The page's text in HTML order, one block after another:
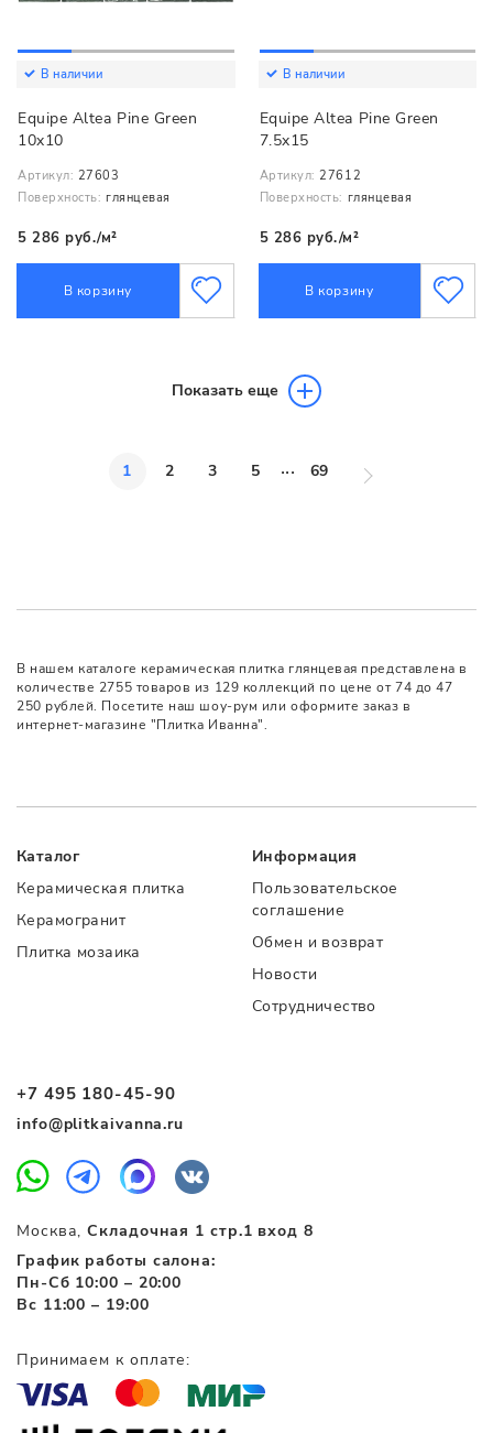
В наличии
Equipe Altea Pine Green
10x10
Артикул: 27603
Поверхность: глянцевая
5 286 руб./м²
В корзину
В наличии
Equipe Altea Pine Green
7.5x15
Артикул: 27612
Поверхность: глянцевая
5 286 руб./м²
В корзину
Показать еще
1 2 3 5 ... 69
В нашем каталоге керамическая плитка глянцевая представлена в
количестве 2755 товаров из 129 коллекций по цене от 74 до 47
250 рублей. Посетите наш шоу-рум или оформите заказ в
интернет-магазине "Плитка Иванна".
+7 495 180-45-90
info@plitkaivanna.ru
Москва,Складочная 1 стр.1 вход 8
График работы салона:
Пн-Сб 10:00 – 20:00
Вс 11:00 – 19:00
Каталог
Керамическая плитка
Керамогранит
Плитка мозаика
Информация
Пользовательское
соглашение
Обмен и возврат
Новости
Сотрудничество
Принимаем к оплате: